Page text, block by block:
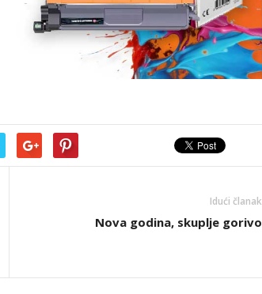
Idući članak
Nova godina, skuplje gorivo